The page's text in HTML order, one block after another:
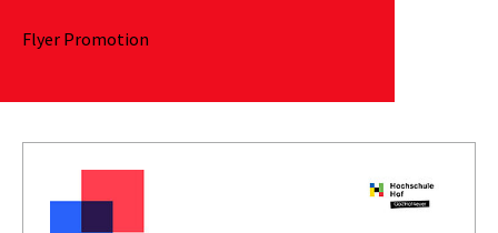
Flyer Promotion